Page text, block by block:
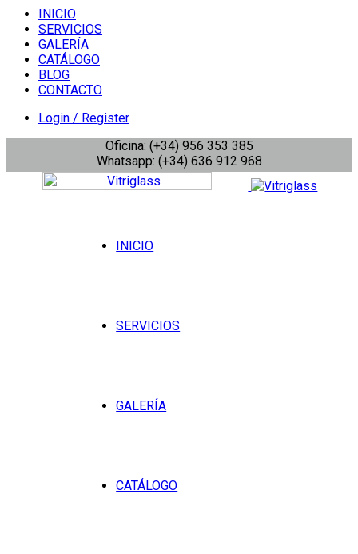
INICIO
SERVICIOS
GALERÍA
CATÁLOGO
BLOG
CONTACTO
Login / Register
Oficina: (+34) 956 353 385
Whatsapp: (+34) 636 912 968
INICIO
SERVICIOS
GALERÍA
CATÁLOGO